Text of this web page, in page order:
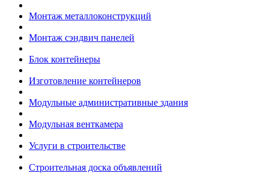
Монтаж металлоконструкций
Монтаж сэндвич панелей
Блок контейнеры
Изготовление контейнеров
Модульные административные здания
Модульная венткамера
Услуги в строительстве
Строительная доска объявлений